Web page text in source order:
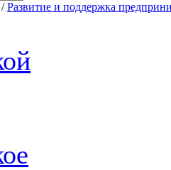
/Развитие и поддержка